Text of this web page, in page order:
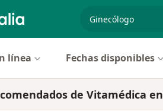
especialidad,
línea Fechas disponibles
de Vitamédica